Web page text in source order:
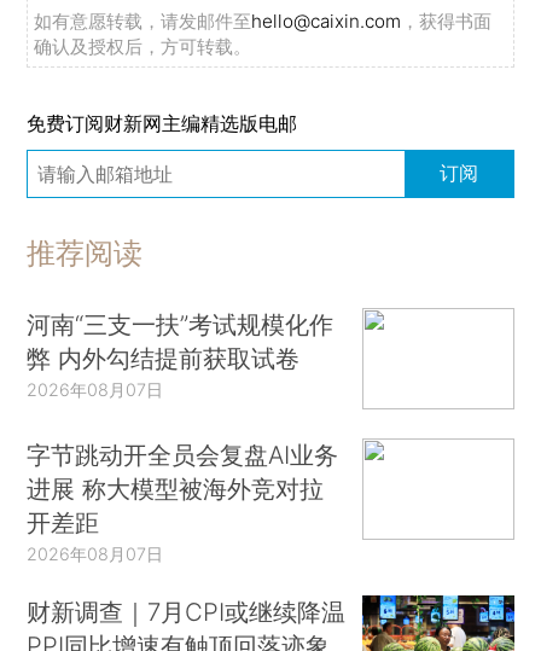
如有意愿转载，请发邮件至hello@caixin.com ，获得书面
确认及授权后，方可转载。
免费订阅财新网主编精选版电邮
订阅
推荐阅读
河南“三支一扶”考试规模化作
弊 内外勾结提前获取试卷
2026年08月07日
字节跳动开全员会复盘AI业务
进展 称大模型被海外竞对拉
开差距
2026年08月07日
财新调查｜7月CPI或继续降温